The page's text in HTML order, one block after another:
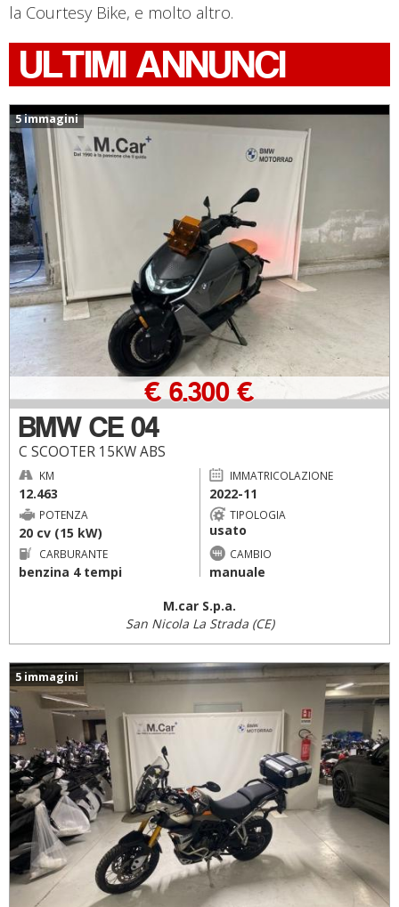
la Courtesy Bike, e molto altro.
ULTIMI ANNUNCI
5 immagini
BMW CE 04
C SCOOTER 15KW ABS
€ 6.300 €
KM
12.463
IMMATRICOLAZIONE
2022-11
POTENZA
20 cv (15 kW)
TIPOLOGIA
usato
CARBURANTE
benzina 4 tempi
CAMBIO
manuale
M.car S.p.a.
San Nicola La Strada (CE)
5 immagini